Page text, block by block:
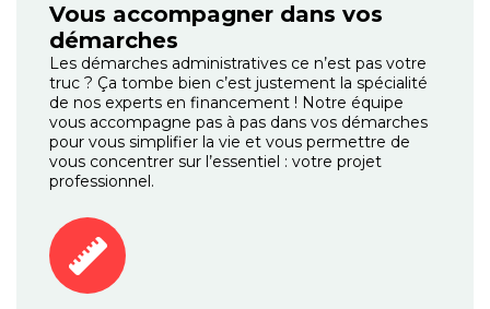
Vous accompagner dans vos
démarches
Les démarches administratives ce n’est pas votre
truc ? Ça tombe bien c’est justement la spécialité
de nos experts en financement ! Notre équipe
vous accompagne pas à pas dans vos démarches
pour vous simplifier la vie et vous permettre de
vous concentrer sur l’essentiel : votre projet
professionnel.